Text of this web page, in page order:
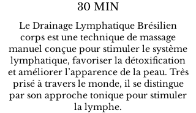
30 MIN
Le Drainage Lymphatique Brésilien
corps est une technique de massage
manuel conçue pour stimuler le système
lymphatique, favoriser la détoxification
et améliorer l’apparence de la peau. Très
prisé à travers le monde, il se distingue
par son approche tonique pour stimuler
la lymphe.